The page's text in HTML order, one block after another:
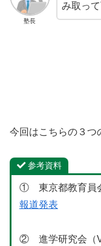
塾長
み取って
今回はこちらの３つ
参考資料
① 東京都教育員
報道発表
② 進学研究会（